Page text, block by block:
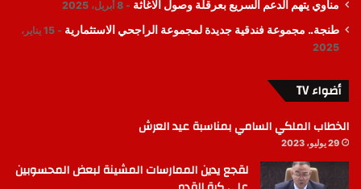
مناوي يتهم الدعم السريع بعرقلة وصول الاغاثة 8 أبريل، 2025
طنجة.. مجموعة فندقية جديدة لمجموعة الراجحي الاستثمارية
15 يناير،
2025
أضواء TV
الخطاب الملكي السامي بمناسبة عيد العرش
29 يوليو، 2023
لقجع يدين الممارسات المشينة لبعض المحسوبين